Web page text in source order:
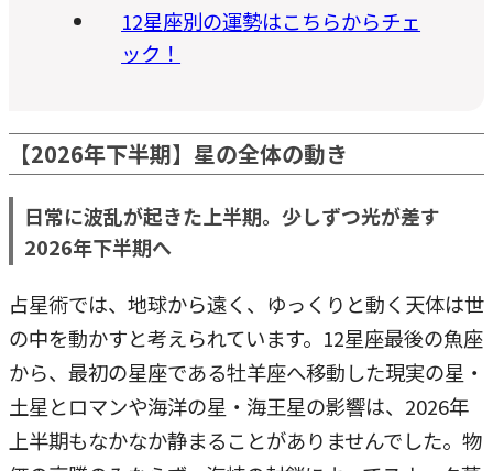
12星座別の運勢はこちらからチェ
ック！
【2026年下半期】星の全体の動き
日常に波乱が起きた上半期。少しずつ光が差す
2026年下半期へ
占星術では、地球から遠く、ゆっくりと動く天体は世
の中を動かすと考えられています。12星座最後の魚座
から、最初の星座である牡羊座へ移動した現実の星・
土星とロマンや海洋の星・海王星の影響は、2026年
上半期もなかなか静まることがありませんでした。物